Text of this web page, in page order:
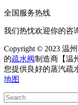
全国服务热线
我们热忱欢迎你的咨
Copyright © 2023 温
的疏水阀制造商【温
您提供良好的蒸汽疏
地图